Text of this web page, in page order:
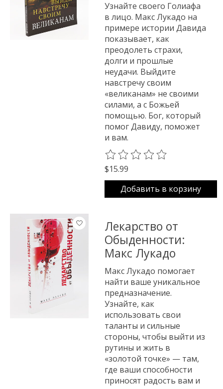
Узнайте своего Голиафа
в лицо. Макс Лукадо на
примере истории Давида
показывает, как
преодолеть страхи,
долги и прошлые
неудачи. Выйдите
навстречу своим
«великанам» не своими
силами, а с Божьей
помощью. Бог, который
помог Давиду, поможет
и вам.
The rating of this product is
$15.99
Добавить в корзину
Лекарство от
Обыденности:
Макс Лукадо
Макс Лукадо помогает
найти ваше уникальное
предназначение.
Узнайте, как
использовать свои
таланты и сильные
стороны, чтобы выйти из
рутины и жить в
«золотой точке» — там,
где ваши способности
приносят радость вам и